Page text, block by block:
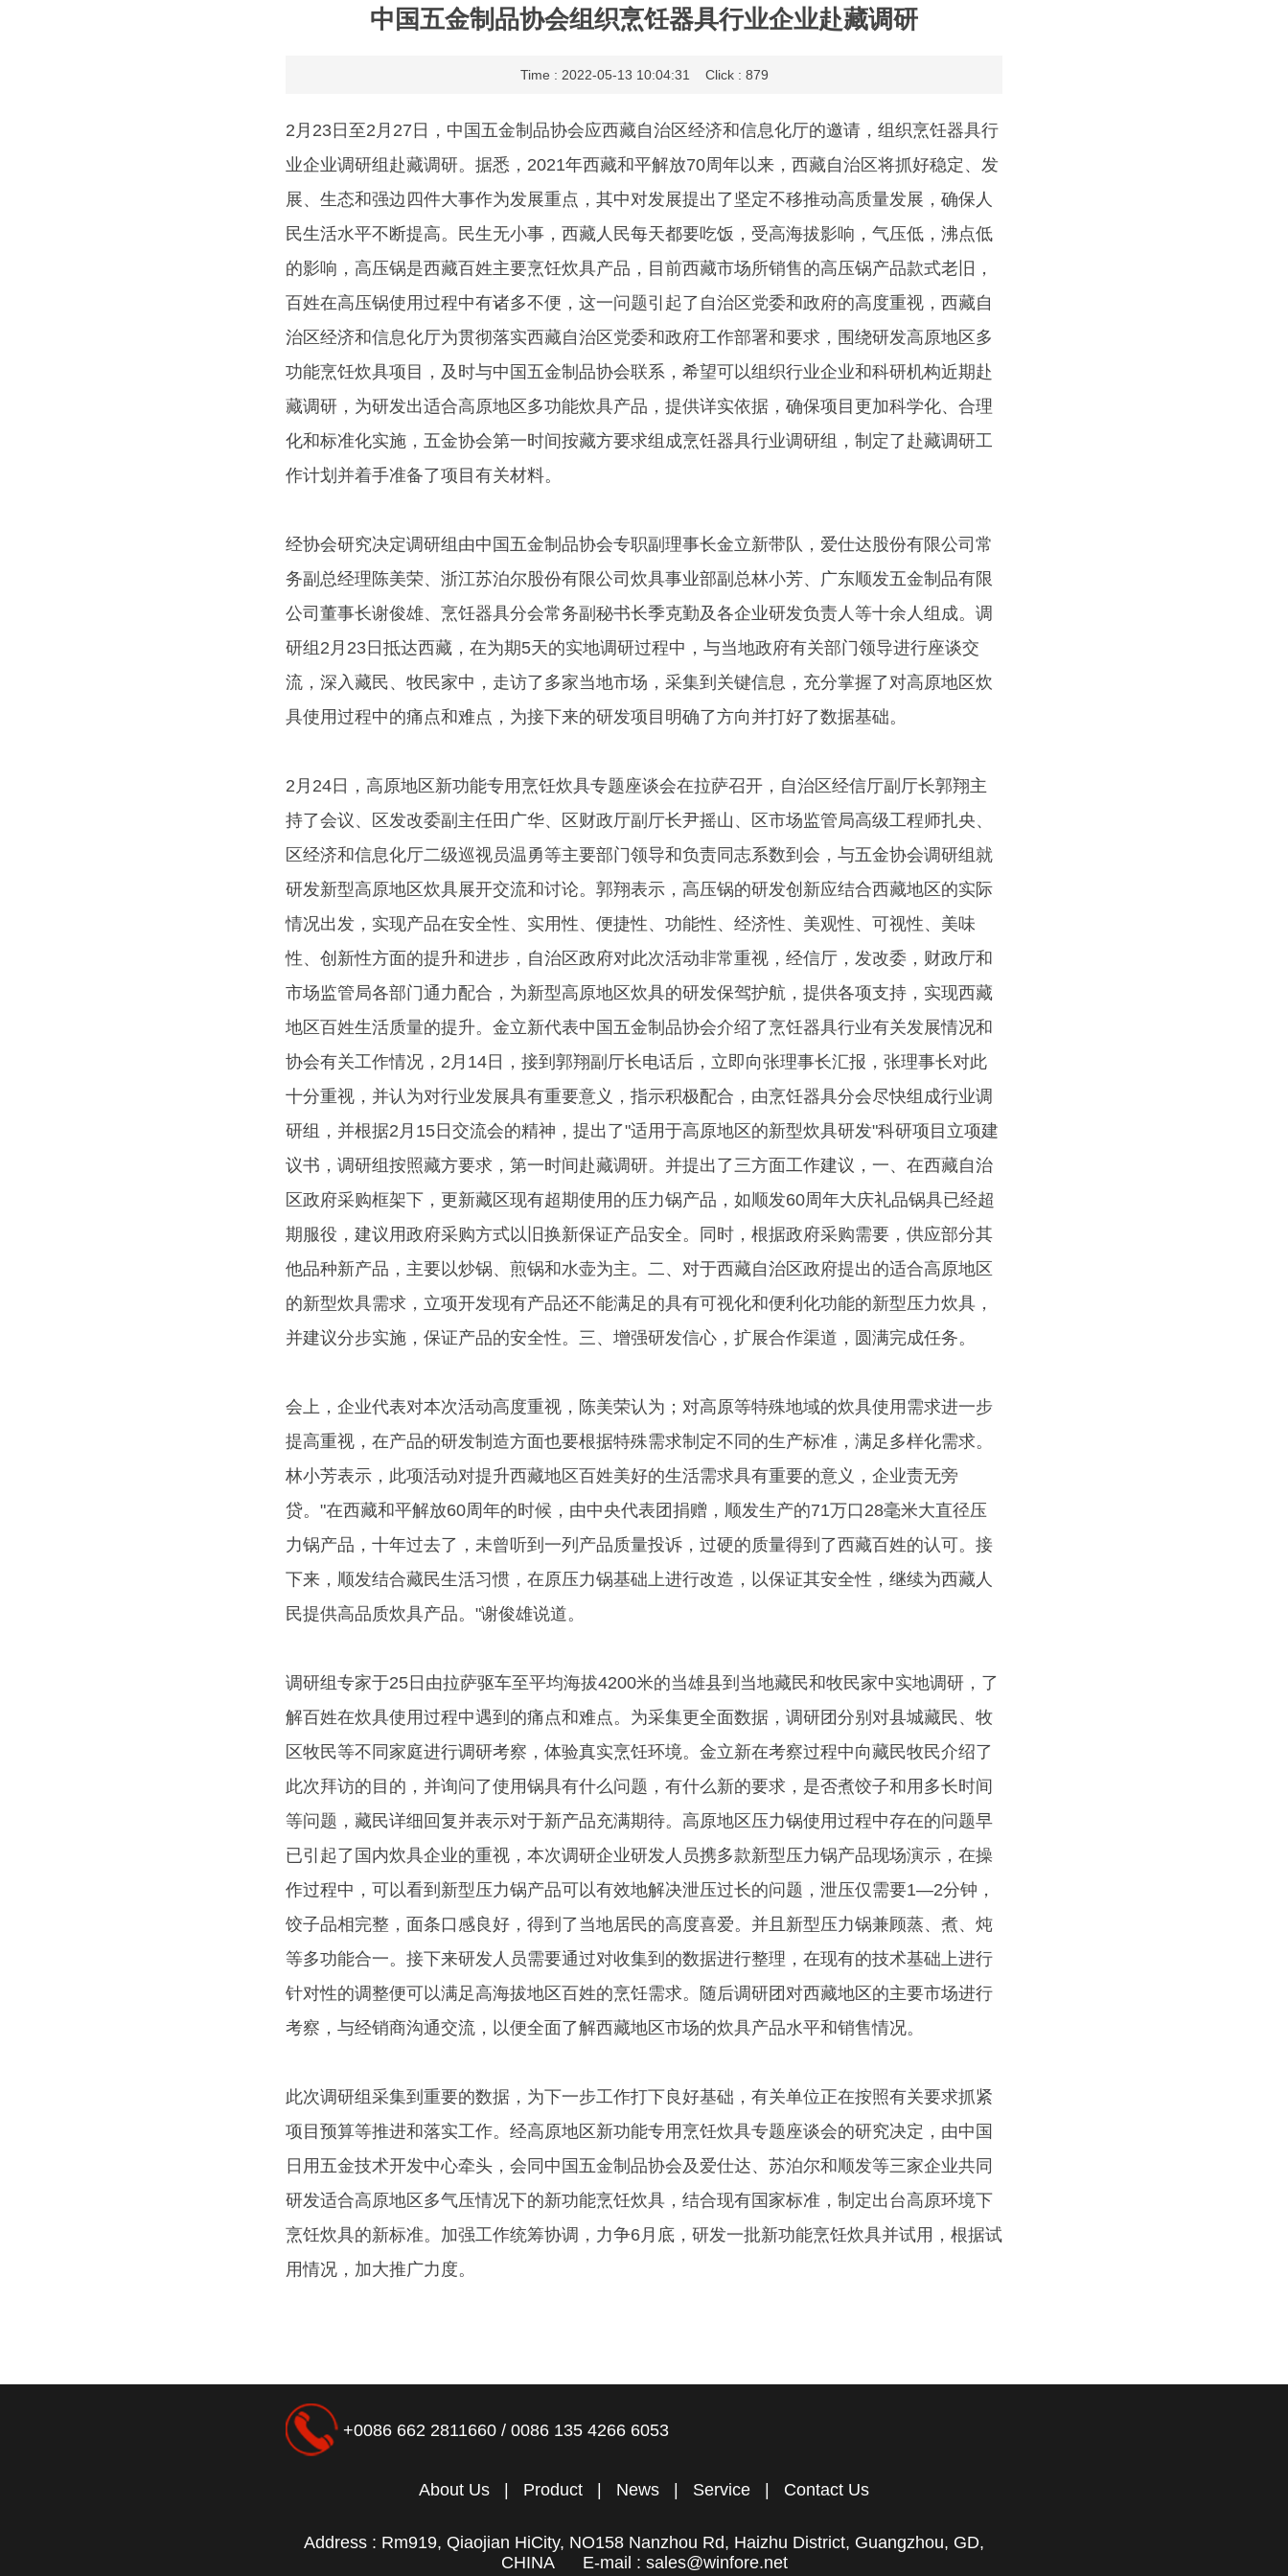
中国五金制品协会组织烹饪器具行业企业赴藏调研
Time : 2022-05-13 10:04:31 Click : 879
2月23日至2月27日，中国五金制品协会应西藏自治区经济和信息化厅的邀请，组织烹饪器具行
业企业调研组赴藏调研。据悉，2021年西藏和平解放70周年以来，西藏自治区将抓好稳定、发
展、生态和强边四件大事作为发展重点，其中对发展提出了坚定不移推动高质量发展，确保人
民生活水平不断提高。民生无小事，西藏人民每天都要吃饭，受高海拔影响，气压低，沸点低
的影响，高压锅是西藏百姓主要烹饪炊具产品，目前西藏市场所销售的高压锅产品款式老旧，
百姓在高压锅使用过程中有诸多不便，这一问题引起了自治区党委和政府的高度重视，西藏自
治区经济和信息化厅为贯彻落实西藏自治区党委和政府工作部署和要求，围绕研发高原地区多
功能烹饪炊具项目，及时与中国五金制品协会联系，希望可以组织行业企业和科研机构近期赴
藏调研，为研发出适合高原地区多功能炊具产品，提供详实依据，确保项目更加科学化、合理
化和标准化实施，五金协会第一时间按藏方要求组成烹饪器具行业调研组，制定了赴藏调研工
作计划并着手准备了项目有关材料。
经协会研究决定调研组由中国五金制品协会专职副理事长金立新带队，爱仕达股份有限公司常
务副总经理陈美荣、浙江苏泊尔股份有限公司炊具事业部副总林小芳、广东顺发五金制品有限
公司董事长谢俊雄、烹饪器具分会常务副秘书长季克勤及各企业研发负责人等十余人组成。调
研组2月23日抵达西藏，在为期5天的实地调研过程中，与当地政府有关部门领导进行座谈交
流，深入藏民、牧民家中，走访了多家当地市场，采集到关键信息，充分掌握了对高原地区炊
具使用过程中的痛点和难点，为接下来的研发项目明确了方向并打好了数据基础。
2月24日，高原地区新功能专用烹饪炊具专题座谈会在拉萨召开，自治区经信厅副厅长郭翔主
持了会议、区发改委副主任田广华、区财政厅副厅长尹摇山、区市场监管局高级工程师扎央、
区经济和信息化厅二级巡视员温勇等主要部门领导和负责同志系数到会，与五金协会调研组就
研发新型高原地区炊具展开交流和讨论。郭翔表示，高压锅的研发创新应结合西藏地区的实际
情况出发，实现产品在安全性、实用性、便捷性、功能性、经济性、美观性、可视性、美味
性、创新性方面的提升和进步，自治区政府对此次活动非常重视，经信厅，发改委，财政厅和
市场监管局各部门通力配合，为新型高原地区炊具的研发保驾护航，提供各项支持，实现西藏
地区百姓生活质量的提升。金立新代表中国五金制品协会介绍了烹饪器具行业有关发展情况和
协会有关工作情况，2月14日，接到郭翔副厅长电话后，立即向张理事长汇报，张理事长对此
十分重视，并认为对行业发展具有重要意义，指示积极配合，由烹饪器具分会尽快组成行业调
研组，并根据2月15日交流会的精神，提出了"适用于高原地区的新型炊具研发"科研项目立项建
议书，调研组按照藏方要求，第一时间赴藏调研。并提出了三方面工作建议，一、在西藏自治
区政府采购框架下，更新藏区现有超期使用的压力锅产品，如顺发60周年大庆礼品锅具已经超
期服役，建议用政府采购方式以旧换新保证产品安全。同时，根据政府采购需要，供应部分其
他品种新产品，主要以炒锅、煎锅和水壶为主。二、对于西藏自治区政府提出的适合高原地区
的新型炊具需求，立项开发现有产品还不能满足的具有可视化和便利化功能的新型压力炊具，
并建议分步实施，保证产品的安全性。三、增强研发信心，扩展合作渠道，圆满完成任务。
会上，企业代表对本次活动高度重视，陈美荣认为；对高原等特殊地域的炊具使用需求进一步
提高重视，在产品的研发制造方面也要根据特殊需求制定不同的生产标准，满足多样化需求。
林小芳表示，此项活动对提升西藏地区百姓美好的生活需求具有重要的意义，企业责无旁
贷。"在西藏和平解放60周年的时候，由中央代表团捐赠，顺发生产的71万口28毫米大直径压
力锅产品，十年过去了，未曾听到一列产品质量投诉，过硬的质量得到了西藏百姓的认可。接
下来，顺发结合藏民生活习惯，在原压力锅基础上进行改造，以保证其安全性，继续为西藏人
民提供高品质炊具产品。"谢俊雄说道。
调研组专家于25日由拉萨驱车至平均海拔4200米的当雄县到当地藏民和牧民家中实地调研，了
解百姓在炊具使用过程中遇到的痛点和难点。为采集更全面数据，调研团分别对县城藏民、牧
区牧民等不同家庭进行调研考察，体验真实烹饪环境。金立新在考察过程中向藏民牧民介绍了
此次拜访的目的，并询问了使用锅具有什么问题，有什么新的要求，是否煮饺子和用多长时间
等问题，藏民详细回复并表示对于新产品充满期待。高原地区压力锅使用过程中存在的问题早
已引起了国内炊具企业的重视，本次调研企业研发人员携多款新型压力锅产品现场演示，在操
作过程中，可以看到新型压力锅产品可以有效地解决泄压过长的问题，泄压仅需要1—2分钟，
饺子品相完整，面条口感良好，得到了当地居民的高度喜爱。并且新型压力锅兼顾蒸、煮、炖
等多功能合一。接下来研发人员需要通过对收集到的数据进行整理，在现有的技术基础上进行
针对性的调整便可以满足高海拔地区百姓的烹饪需求。随后调研团对西藏地区的主要市场进行
考察，与经销商沟通交流，以便全面了解西藏地区市场的炊具产品水平和销售情况。
此次调研组采集到重要的数据，为下一步工作打下良好基础，有关单位正在按照有关要求抓紧
项目预算等推进和落实工作。经高原地区新功能专用烹饪炊具专题座谈会的研究决定，由中国
日用五金技术开发中心牵头，会同中国五金制品协会及爱仕达、苏泊尔和顺发等三家企业共同
研发适合高原地区多气压情况下的新功能烹饪炊具，结合现有国家标准，制定出台高原环境下
烹饪炊具的新标准。加强工作统筹协调，力争6月底，研发一批新功能烹饪炊具并试用，根据试
用情况，加大推广力度。
+0086 662 2811660 / 0086 135 4266 6053
About Us Product News Service Contact Us
Address : Rm919, Qiaojian HiCity, NO158 Nanzhou Rd, Haizhu District, Guangzhou, GD,
CHINA E-mail : sales@winfore.net